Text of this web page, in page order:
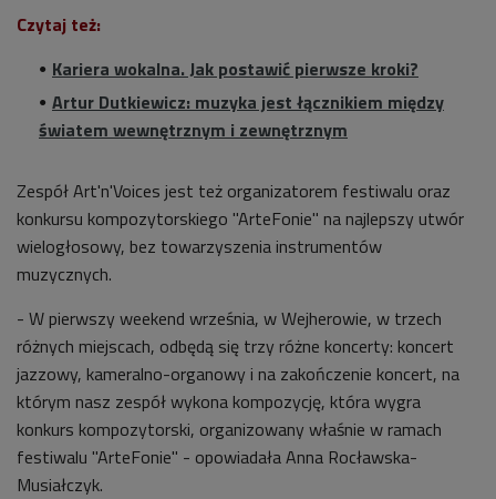
Czytaj też:
Kariera wokalna. Jak postawić pierwsze kroki?
Artur Dutkiewicz: muzyka jest łącznikiem między
światem wewnętrznym i zewnętrznym
Zespół Art'n'Voices jest też organizatorem festiwalu oraz
konkursu kompozytorskiego "ArteFonie" na najlepszy utwór
wielogłosowy, bez towarzyszenia instrumentów
muzycznych.
- W pierwszy weekend września, w Wejherowie, w trzech
różnych miejscach, odbędą się trzy różne koncerty: koncert
jazzowy, kameralno-organowy i na zakończenie koncert, na
którym nasz zespół wykona kompozycję, która wygra
konkurs kompozytorski, organizowany właśnie w ramach
festiwalu "ArteFonie" - opowiadałaAnna Rocławska-
Musiałczyk.